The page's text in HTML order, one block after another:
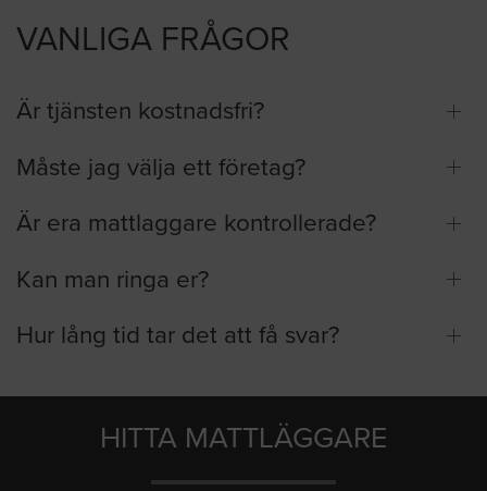
VANLIGA FRÅGOR
Är tjänsten kostnadsfri?
Måste jag välja ett företag?
Är era mattlaggare kontrollerade?
Kan man ringa er?
Hur lång tid tar det att få svar?
HITTA MATTLÄGGARE